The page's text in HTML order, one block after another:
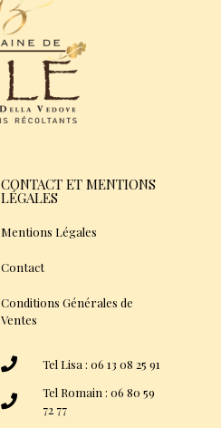
CONTACT ET MENTIONS
LÉGALES
Mentions Légales
Contact
Conditions Générales de
Ventes
Tel Lisa : 06 13 08 25 91
Tel Romain : 06 80 59
72 77